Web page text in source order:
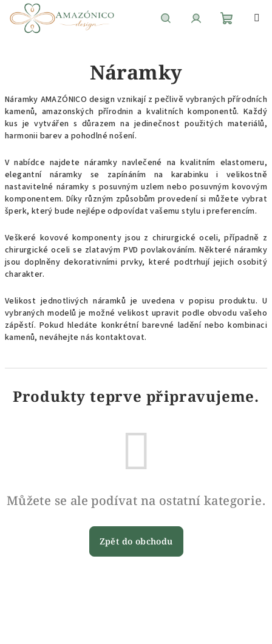
Náramky
Náramky AMAZÓNICO design vznikají z pečlivě vybraných přírodních
kamenů, amazonských přírodnin a kvalitních komponentů. Každý
kus je vytvářen s důrazem na jedinečnost použitých materiálů,
harmonii barev a pohodlné nošení.
V nabídce najdete náramky navlečené na kvalitním elastomeru,
elegantní náramky se zapínáním na karabinku i velikostně
nastavitelné náramky s posuvným uzlem nebo posuvným kovovým
komponentem. Díky různým způsobům provedení si můžete vybrat
šperk, který bude nejlépe odpovídat vašemu stylu i preferencím.
Veškeré kovové komponenty jsou z chirurgické oceli, případně z
chirurgické oceli se zlatavým PVD povlakováním. Některé náramky
jsou doplněny dekorativními prvky, které podtrhují jejich osobitý
charakter.
Velikost jednotlivých náramků je uvedena v popisu produktu. U
vybraných modelů je možné velikost upravit podle obvodu vašeho
zápěstí. Pokud hledáte konkrétní barevné ladění nebo kombinaci
kamenů, neváhejte nás kontaktovat.
Produkty teprve připravujeme.
Můžete se ale podívat na ostatní kategorie.
Zpět do obchodu